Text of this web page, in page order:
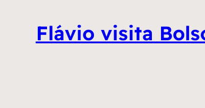
Flávio visita